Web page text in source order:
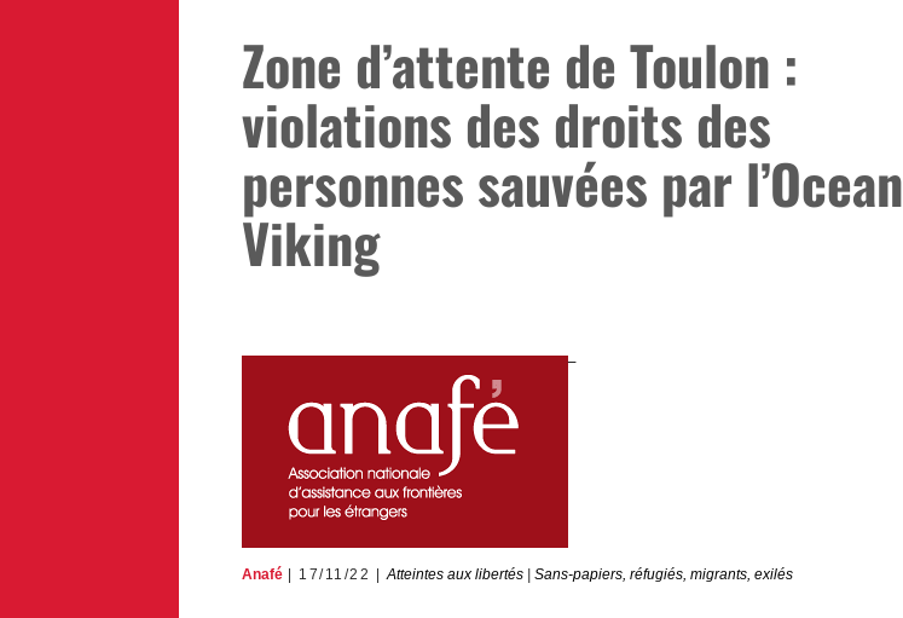
Zone d’attente de Toulon :
violations des droits des
personnes sauvées par l’Ocean
Viking
Anafé 17/11/22 Atteintes aux libertés| Sans-papiers, réfugiés, migrants, exilés